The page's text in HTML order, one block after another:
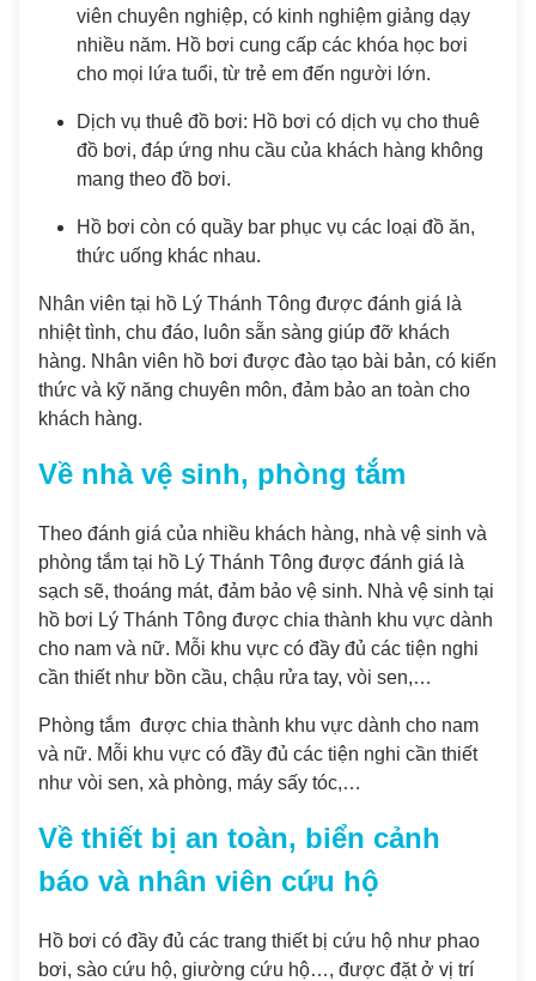
viên chuyên nghiệp, có kinh nghiệm giảng dạy
nhiều năm. Hồ bơi cung cấp các khóa học bơi
cho mọi lứa tuổi, từ trẻ em đến người lớn.
Dịch vụ thuê đồ bơi: Hồ bơi có dịch vụ cho thuê
đồ bơi, đáp ứng nhu cầu của khách hàng không
mang theo đồ bơi.
Hồ bơi còn có quầy bar phục vụ các loại đồ ăn,
thức uống khác nhau.
Nhân viên tại hồ Lý Thánh Tông được đánh giá là
nhiệt tình, chu đáo, luôn sẵn sàng giúp đỡ khách
hàng. Nhân viên hồ bơi được đào tạo bài bản, có kiến
thức và kỹ năng chuyên môn, đảm bảo an toàn cho
khách hàng.
Về nhà vệ sinh, phòng tắm
Theo đánh giá của nhiều khách hàng, nhà vệ sinh và
phòng tắm tại hồ Lý Thánh Tông được đánh giá là
sạch sẽ, thoáng mát, đảm bảo vệ sinh. Nhà vệ sinh tại
hồ bơi Lý Thánh Tông được chia thành khu vực dành
cho nam và nữ. Mỗi khu vực có đầy đủ các tiện nghi
cần thiết như bồn cầu, chậu rửa tay, vòi sen,…
Phòng tắm được chia thành khu vực dành cho nam
và nữ. Mỗi khu vực có đầy đủ các tiện nghi cần thiết
như vòi sen, xà phòng, máy sấy tóc,…
Về thiết bị an toàn, biển cảnh
báo và nhân viên cứu hộ
Hồ bơi có đầy đủ các trang thiết bị cứu hộ như phao
bơi, sào cứu hộ, giường cứu hộ…, được đặt ở vị trí